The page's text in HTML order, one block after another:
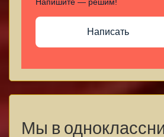
Написать
Мы в